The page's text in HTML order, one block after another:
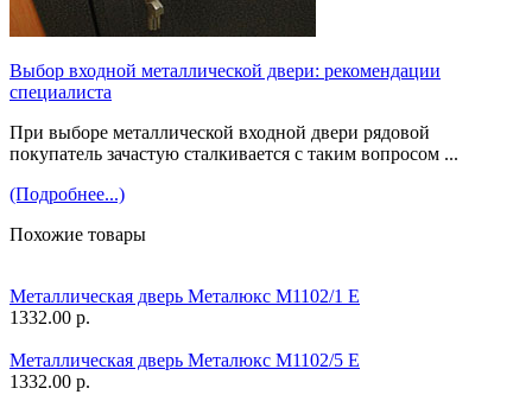
Выбор входной металлической двери: рекомендации
специалиста
При выборе металлической входной двери рядовой
покупатель зачастую сталкивается с таким вопросом ...
(Подробнее...)
Похожие товары
Металлическая дверь Металюкс М1102/1 Е
1332.00 р.
Металлическая дверь Металюкс М1102/5 Е
1332.00 р.